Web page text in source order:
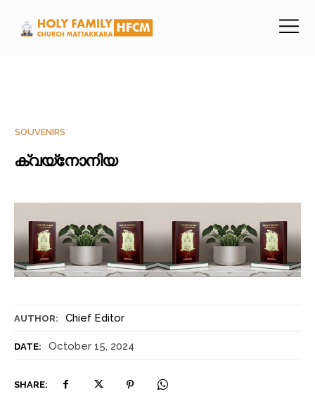
AUTHOR: Chief Editor
DATE: October 15, 2024
SHARE:
SOUVENIRS
ക്വയ്നോനിയ